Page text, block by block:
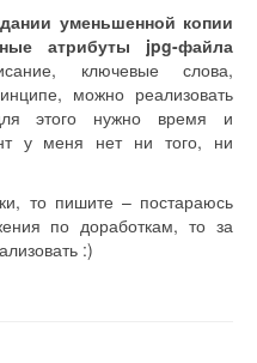
уменьшенной копии
атрибуты jpg-файла
ключевые слова,
можно реализовать
этого нужно время и
у меня нет ни того, ни
то пишите – постараюсь
по доработкам, то за
:)